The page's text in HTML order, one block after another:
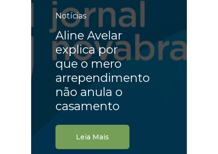
Notícias
Aline Avelar
explica por
que o mero
arrependimento
não anula o
casamento
Leia Mais